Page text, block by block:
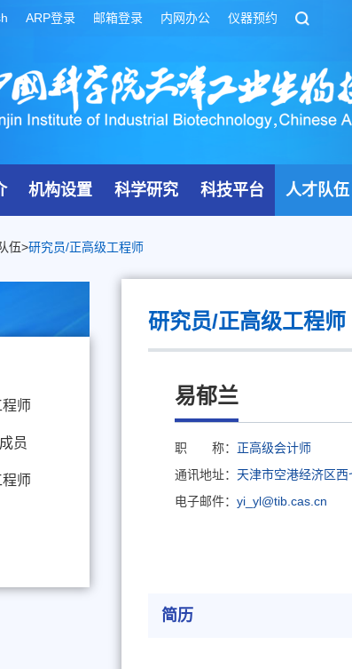
ARP登录 邮箱登录 内网办公 仪器预约
机构设置 科学研究 科技平台 人才队伍
伍>研究员/正高级工程师
师
员
师
研究员/正高级工程师
易郁兰
职 称： 正高级会计师
通讯地址： 天津市空港经济区西
电子邮件： yi_yl@tib.cas.cn
简历